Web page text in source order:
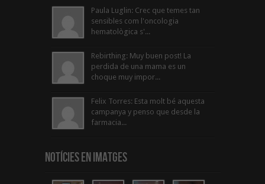
Paula Luglin: Crec que temes tan
sensibles com l'oncologia
hematològica s'...
Rebirthing: Muy buen post! La
perdida de una mama es un
choque muy impor...
Felix Torres: Esta molt bé aquesta
campanya y penso que desde la
farmacia...
Notícies en Imatges